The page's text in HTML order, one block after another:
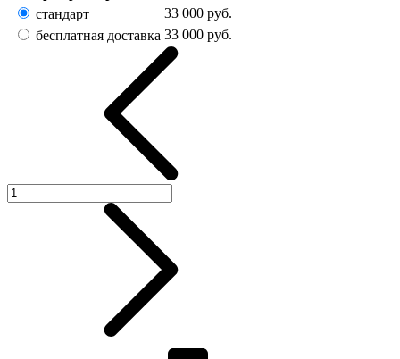
стандарт
33 000 руб.
бесплатная доставка 33 000 руб.